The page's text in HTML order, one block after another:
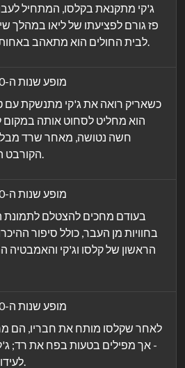
ג'קי מתקנאת בקלסו, המתחיל
פז גורם לפציעתו של ליאו במהלך
לבית החולים הוא מתאהב באחות קיטי פורמן. כ' עב. (שח).
מופע שנות ה-70 עונה 4. פרק 19
כשאריק רואה את ג'קי מתנשקת עם
הוא מחליט לסחוט אותה במקום
חשה נטושה, מאחר שרד
הקורבט החדשה שלו. כ' עב. (שח).
מופע שנות ה-70 עונה 4. פרק 20
בעודם מחכים להצטלם לתמונת
בחוויות מן העבר, כולל סיפור
הראשון של קלסו וג'קי והאמבטיה
מופע שנות ה-70 עונה 4. פרק 21
לאחר שקלסו מותח את חבריו, הם
- אך מפילים בטעות בפח את רד;
לעידודה של דונה. כ' עב. (שח).